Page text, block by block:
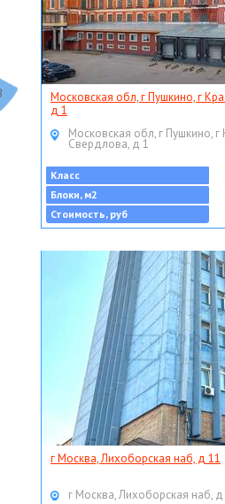
Московская обл, г Пушкино, г
д 1
Московская обл, г Пушкино, г
Свердлова, д 1
Класс
Блоки, м2
Стоимость, руб
г Москва, Лихоборская наб, д 11
г Москва, Лихоборская наб,